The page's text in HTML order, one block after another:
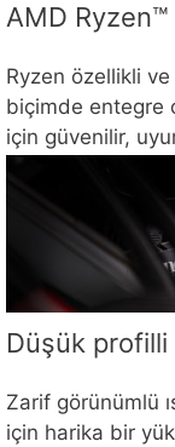
AMD Ryzen™
Ryzen özellikli
biçimde entegre
için güvenilir,
Düşük profilli
Zarif görünümlü
için harika bir